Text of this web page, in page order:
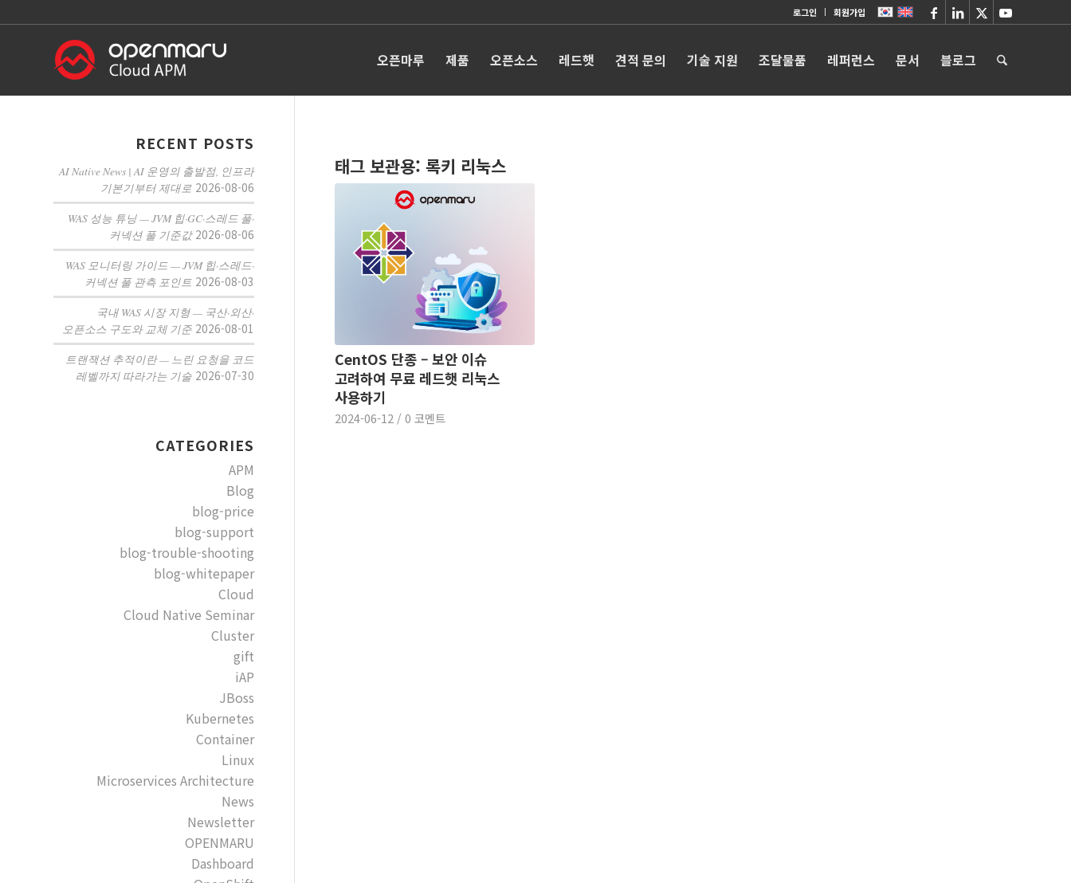
로그인 회원가입
오픈마루 제품 오픈소스 레드햇 견적 문의 기술 지원 조달물품 레퍼런스 문서 블로그
태그 보관용: 록키 리눅스
CentOS 단종 – 보안 이슈
고려하여 무료 레드햇 리눅스
사용하기
2024-06-12 / 0 코멘트
RECENT POSTS
AI Native News | AI 운영의 출발점, 인프라
기본기부터 제대로 2026-08-06
WAS 성능 튜닝 — JVM 힙·GC·스레드 풀·
커넥션 풀 기준값 2026-08-06
WAS 모니터링 가이드 — JVM 힙·스레드·
커넥션 풀 관측 포인트 2026-08-03
국내 WAS 시장 지형 — 국산·외산·
오픈소스 구도와 교체 기준 2026-08-01
트랜잭션 추적이란 — 느린 요청을 코드
레벨까지 따라가는 기술 2026-07-30
CATEGORIES
APM
Blog
blog-price
blog-support
blog-trouble-shooting
blog-whitepaper
Cloud
Cloud Native Seminar
Cluster
gift
iAP
JBoss
Kubernetes
Container
Linux
Microservices Architecture
News
Newsletter
OPENMARU
Dashboard